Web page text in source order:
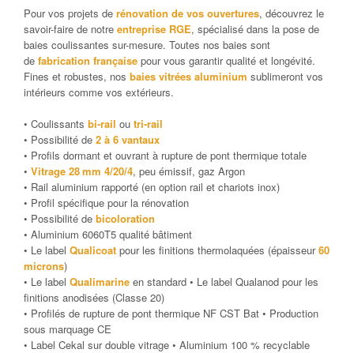
Pour vos projets de rénovation de vos ouvertures, découvrez le
savoir-faire de notre entreprise RGE, spécialisé dans la pose de
baies coulissantes sur-mesure. Toutes nos baies sont
de fabrication française pour vous garantir qualité et longévité.
Fines et robustes, nos baies vitrées aluminium sublimeront vos
intérieurs comme vos extérieurs.
• Coulissants bi-rail ou tri-rail
• Possibilité de 2 à 6 vantaux
• Profils dormant et ouvrant à rupture de pont thermique totale
• Vitrage 28 mm 4/20/4, peu émissif, gaz Argon
• Rail aluminium rapporté (en option rail et chariots inox)
• Profil spécifique pour la rénovation
• Possibilité de bicoloration
• Aluminium 6060T5 qualité bâtiment
• Le label Qualicoat pour les finitions thermolaquées (épaisseur60
microns)
• Le label Qualimarine en standard • Le label Qualanod pour les
finitions anodisées (Classe 20)
• Profilés de rupture de pont thermique NF CST Bat • Production
sous marquage CE
• Label Cekal sur double vitrage • Aluminium 100 % recyclable